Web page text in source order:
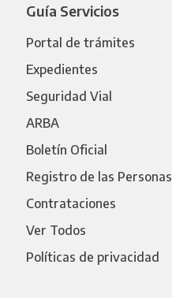
Guía Servicios
Portal de trámites
Expedientes
Seguridad Vial
ARBA
Boletín Oficial
Registro de las Personas
Contrataciones
Ver Todos
Políticas de privacidad